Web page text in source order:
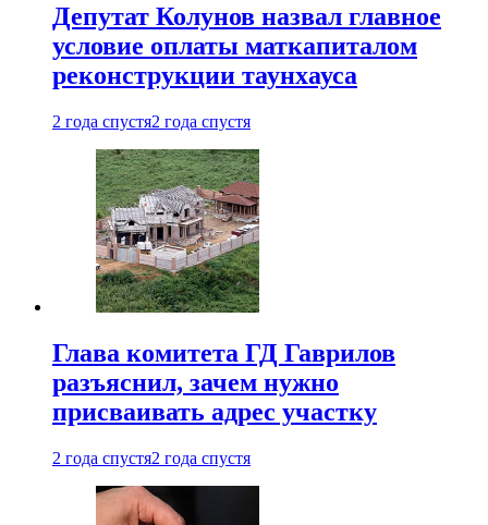
Депутат Колунов назвал главное
условие оплаты маткапиталом
реконструкции таунхауса
2 года спустя2 года спустя
Глава комитета ГД Гаврилов
разъяснил, зачем нужно
присваивать адрес участку
2 года спустя2 года спустя